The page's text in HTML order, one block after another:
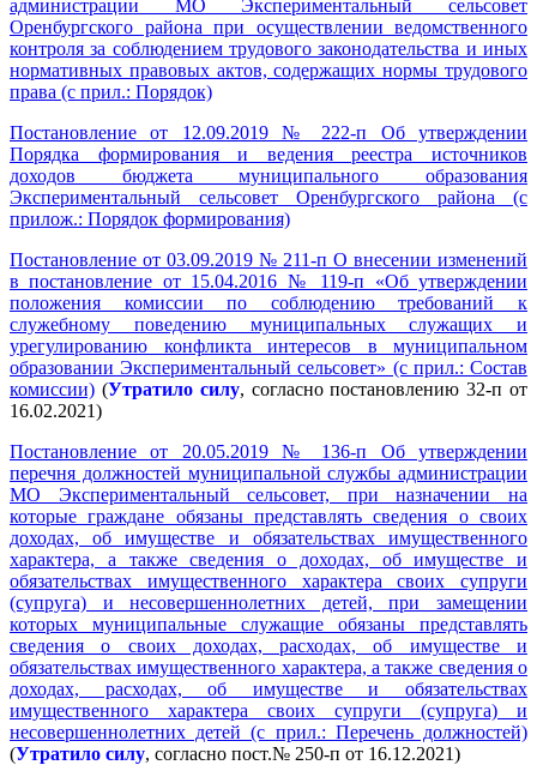
администрации МО Экспериментальный сельсовет
Оренбургского района при осуществлении ведомственного
контроля за соблюдением трудового законодательства и иных
нормативных правовых актов, содержащих нормы трудового
права (с прил.: Порядок)
Постановление от 12.09.2019 № 222-п Об утверждении
Порядка формирования и ведения реестра источников
доходов бюджета муниципального образования
Экспериментальный сельсовет Оренбургского района (с
прилож.: Порядок формирования)
Постановление от 03.09.2019 № 211-п О внесении изменений
в постановление от 15.04.2016 № 119-п «Об утверждении
положения комиссии по соблюдению требований к
служебному поведению муниципальных служащих и
урегулированию конфликта интересов в муниципальном
образовании Экспериментальный сельсовет» (с прил.: Состав
комиссии) (Утратило силу, согласно постановлению 32-п от
16.02.2021)
Постановление от 20.05.2019 № 136-п Об утверждении
перечня должностей муниципальной службы администрации
МО Экспериментальный сельсовет, при назначении на
которые граждане обязаны представлять сведения о своих
доходах, об имуществе и обязательствах имущественного
характера, а также сведения о доходах, об имуществе и
обязательствах имущественного характера своих супруги
(супруга) и несовершеннолетних детей, при замещении
которых муниципальные служащие обязаны представлять
сведения о своих доходах, расходах, об имуществе и
обязательствах имущественного характера, а также сведения о
доходах, расходах, об имуществе и обязательствах
имущественного характера своих супруги (супруга) и
несовершеннолетних детей (с прил.: Перечень должностей)
(Утратило силу, согласно пост.№ 250-п от 16.12.2021)